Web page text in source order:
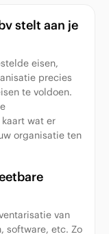
stelt aan je
eisen,
precies
te voldoen.
wat er
organisatie ten
van
software, etc. Zo